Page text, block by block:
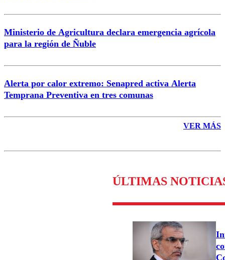
Ministerio de Agricultura declara emergencia agrícola
para la región de Ñuble
Alerta por calor extremo: Senapred activa Alerta
Temprana Preventiva en tres comunas
VER MÁS
ÚLTIMAS